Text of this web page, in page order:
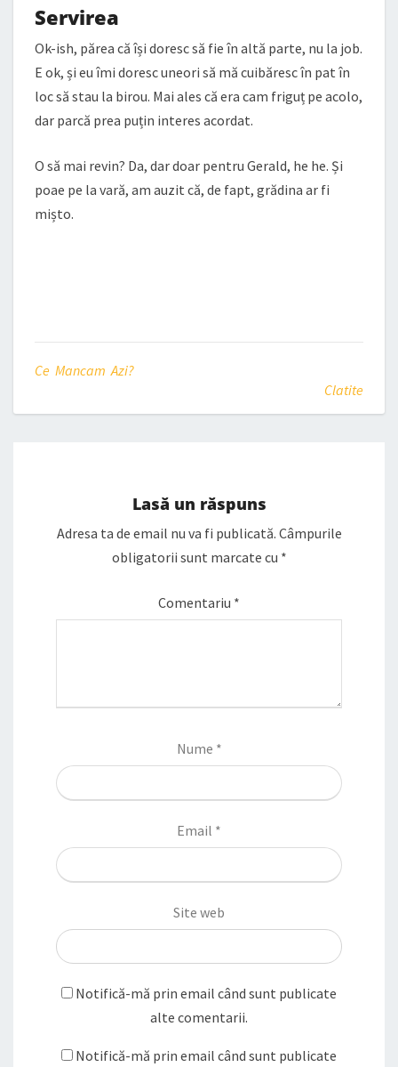
Servirea
Ok-ish, părea că își doresc să fie în altă parte, nu la job.
E ok, și eu îmi doresc uneori să mă cuibăresc în pat în
loc să stau la birou. Mai ales că era cam friguț pe acolo,
dar parcă prea puțin interes acordat.
O să mai revin? Da, dar doar pentru Gerald, he he. Și
poae pe la vară, am auzit că, de fapt, grădina ar fi
mișto.
Ce Mancam Azi?
Clatite
Lasă un răspuns
Adresa ta de email nu va fi publicată. Câmpurile
obligatorii sunt marcate cu *
Comentariu *
Nume *
Email *
Site web
Notifică-mă prin email când sunt publicate
alte comentarii.
Notifică-mă prin email când sunt publicate